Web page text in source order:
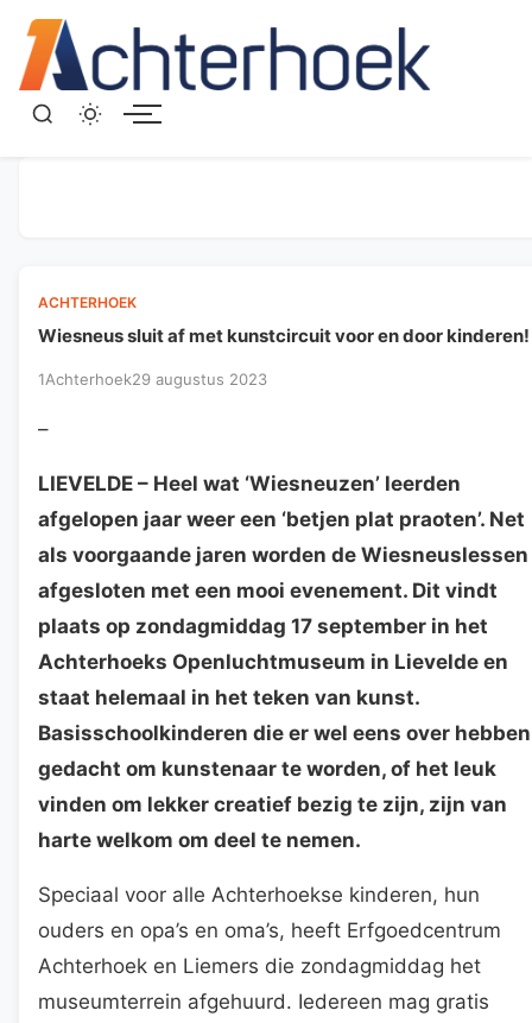
ACHTERHOEK
Wiesneus sluit af met kunstcircuit voor en door kinderen!
1Achterhoek29 augustus 2023
–
LIEVELDE – Heel wat ‘Wiesneuzen’ leerden
afgelopen jaar weer een ‘betjen plat praoten’. Net
als voorgaande jaren worden de Wiesneuslessen
afgesloten met een mooi evenement. Dit vindt
plaats op zondagmiddag 17 september in het
Achterhoeks Openluchtmuseum in Lievelde en
staat helemaal in het teken van kunst.
Basisschoolkinderen die er wel eens over hebben
gedacht om kunstenaar te worden, of het leuk
vinden om lekker creatief bezig te zijn, zijn van
harte welkom om deel te nemen.
Speciaal voor alle Achterhoekse kinderen, hun
ouders en opa’s en oma’s, heeft Erfgoedcentrum
Achterhoek en Liemers die zondagmiddag het
museumterrein afgehuurd. Iedereen mag gratis